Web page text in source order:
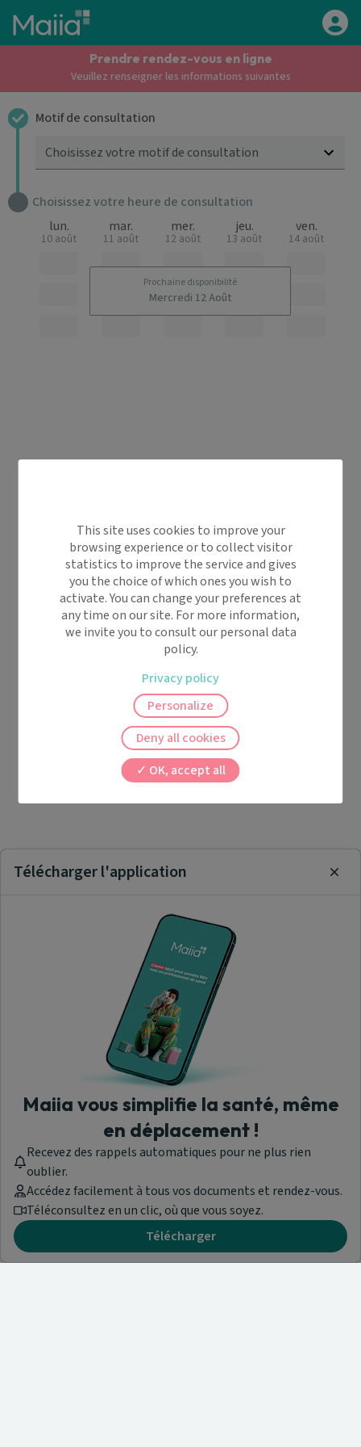
Aller au contenu principal
Prendre rendez-vous en ligne
Veuillez renseigner les informations suivantes
Motif de consultation
Choisissez votre motif de consultation
Choisissez votre heure de consultation
Prochaine disponibilité
Mercredi 12 Août
lun.
10 août
mar.
11 août
mer.
12 août
jeu.
13 août
ven.
14 août
Télécharger l'application
Maiia vous simplifie la santé, même
en déplacement !
Recevez des rappels automatiques pour ne plus rien
oublier.
Accédez facilement à tous vos documents et rendez-vous.
Téléconsultez en un clic, où que vous soyez.
Télécharger
This site uses cookies to improve your
browsing experience or to collect visitor
statistics to improve the service and gives
you the choice of which ones you wish to
activate. You can change your preferences at
any time on our site. For more information,
we invite you to consult our personal data
policy.
OK, accept all
Deny all cookies
Personalize
Privacy policy